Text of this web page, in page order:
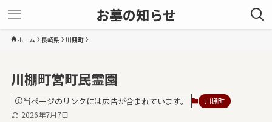
お墓の知らせ
ホーム 長崎県 川棚町
川棚町営町民霊園
当ページのリンクには広告が含まれています。 川棚町
2026年7月7日